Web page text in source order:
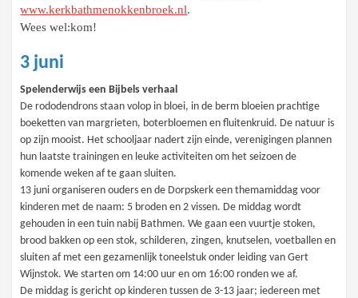
www.kerkbathmenokkenbroek.nl.
Wees wel:kom!
3 juni
Spelenderwijs een Bijbels verhaal
De rododendrons staan volop in bloei, in de berm bloeien prachtige
boeketten van margrieten, boterbloemen en fluitenkruid. De natuur is
op zijn mooist. Het schooljaar nadert zijn einde, verenigingen plannen
hun laatste trainingen en leuke activiteiten om het seizoen de
komende weken af te gaan sluiten.
13 juni organiseren ouders en de Dorpskerk een themamiddag voor
kinderen met de naam: 5 broden en 2 vissen. De middag wordt
gehouden in een tuin nabij Bathmen. We gaan een vuurtje stoken,
brood bakken op een stok, schilderen, zingen, knutselen, voetballen en
sluiten af met een gezamenlijk toneelstuk onder leiding van Gert
Wijnstok. We starten om 14:00 uur en om 16:00 ronden we af.
De middag is gericht op kinderen tussen de 3-13 jaar; iedereen met